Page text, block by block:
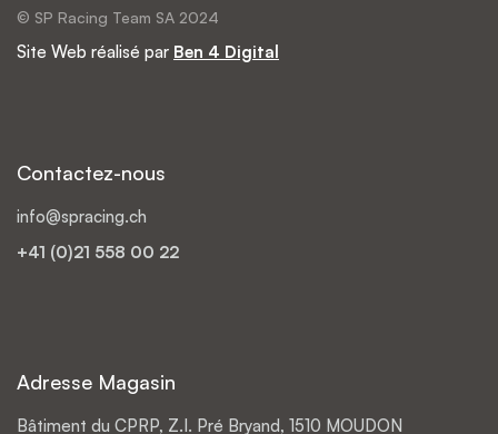
© SP Racing Team SA 2024
Site Web réalisé par Ben 4 Digital
Contactez-nous
info@spracing.ch
+41 (0)21 558 00 22
Adresse Magasin
Bâtiment du CPRP, Z.I. Pré Bryand, 1510 MOUDON